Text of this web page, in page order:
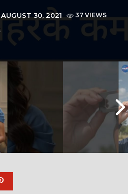
AUGUST 30, 2021
37 VIEWS